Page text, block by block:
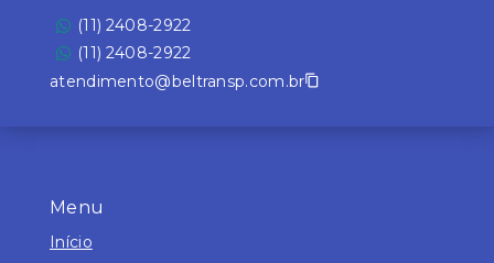
Menu
Início
(11) 2408-2922
(11) 2408-2922
atendimento@beltransp.com.br